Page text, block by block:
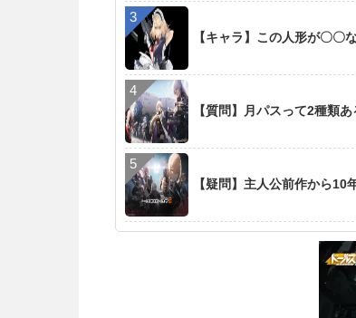
【キャラ】この人形が〇〇
【質問】月パスって2種類
【疑問】主人公前作から10